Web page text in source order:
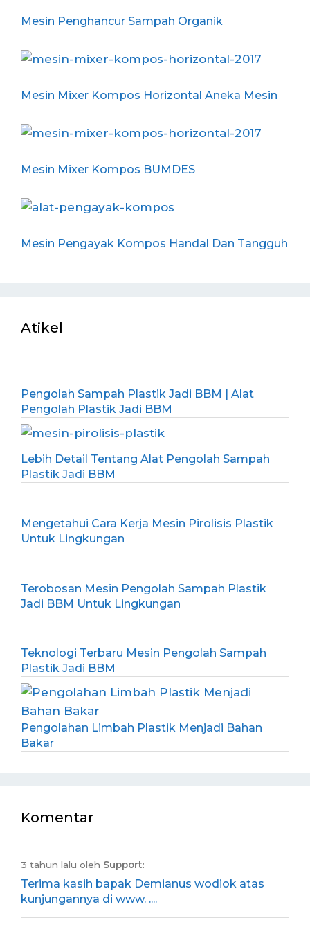
Mesin Penghancur Sampah Organik
Mesin Mixer Kompos Horizontal Aneka Mesin
Mesin Mixer Kompos BUMDES
Mesin Pengayak Kompos Handal Dan Tangguh
Atikel
Pengolah Sampah Plastik Jadi BBM | Alat
Pengolah Plastik Jadi BBM
Lebih Detail Tentang Alat Pengolah Sampah
Plastik Jadi BBM
Mengetahui Cara Kerja Mesin Pirolisis Plastik
Untuk Lingkungan
Terobosan Mesin Pengolah Sampah Plastik
Jadi BBM Untuk Lingkungan
Teknologi Terbaru Mesin Pengolah Sampah
Plastik Jadi BBM
Pengolahan Limbah Plastik Menjadi Bahan
Bakar
Komentar
3 tahun lalu oleh Support:
Terima kasih bapak Demianus wodiok atas
kunjungannya di www. ....